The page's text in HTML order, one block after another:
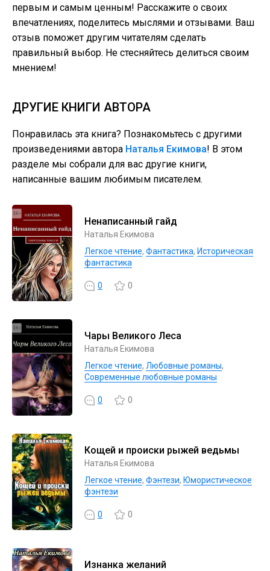
первым и самым ценным! Расскажите о своих
впечатлениях, поделитесь мыслями и отзывами. Ваш
отзыв поможет другим читателям сделать
правильный выбор. Не стесняйтесь делиться своим
мнением!
ДРУГИЕ КНИГИ АВТОРА
Понравилась эта книга? Познакомьтесь с другими
произведениями автора Наталья Екимова! В этом
разделе мы собрали для вас другие книги,
написанные вашим любимым писателем.
Ненаписанный гайд
Наталья Екимова
Легкое чтение, Фантастика, Историческая
фантастика
0 0
Чары Великого Леса
Наталья Екимова
Легкое чтение, Любовные романы,
Современные любовные романы
0 0
Кощей и происки рыжей ведьмы
Наталья Екимова
Легкое чтение, Фэнтези, Юмористическое
фэнтези
0 0
Изнанка желаний